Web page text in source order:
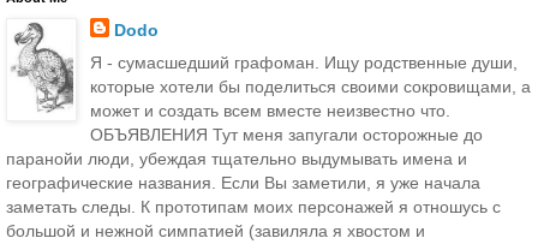
Dodo
Я - сумасшедший графоман. Ищу родственные души,
которые хотели бы поделиться своими сокровищами, а
может и создать всем вместе неизвестно что.
ОБЪЯВЛЕНИЯ Тут меня запугали осторожные до
паранойи люди, убеждая тщательно выдумывать имена и
географические названия. Если Вы заметили, я уже начала
заметать следы. К прототипам моих персонажей я отношусь с
большой и нежной симпатией (завиляла я хвостом и